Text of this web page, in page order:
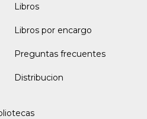
Libros
Libros por encargo
Preguntas frecuentes
Distribucion